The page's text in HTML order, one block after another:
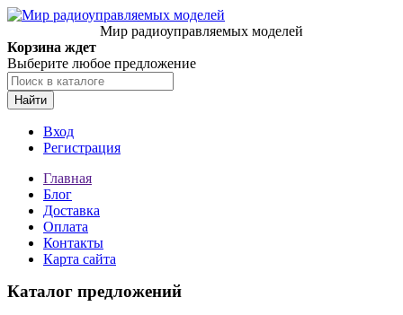
Мир радиоуправляемых моделей
Корзина ждет
Выберите любое предложение
Найти
Вход
Регистрация
Главная
Блог
Доставка
Оплата
Контакты
Карта сайта
Каталог предложений